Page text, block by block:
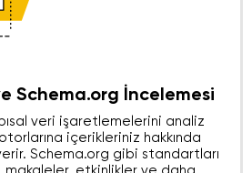
Schema.org İncelemesi
veri işaretlemelerini analiz
içerikleriniz hakkında
Schema.org gibi standartları